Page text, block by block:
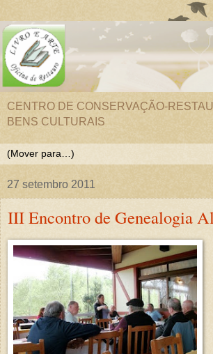
CENTRO DE CONSERVAÇÃO-
BENS CULTURAIS
27 setembro 2011
III Encontro de Genealogia